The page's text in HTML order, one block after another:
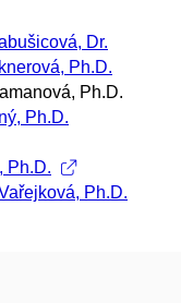
Dr.
Ph.D.
Ph.D.
Ph.D.
Ph.D.
Ph.D.